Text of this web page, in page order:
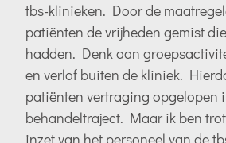
tbs-klinieken. Door de
patiënten de vrijheden gemist
hadden. Denk aan
en verlof buiten de kliniek.
patiënten vertraging opgelopen
behandeltraject. Maar ik ben